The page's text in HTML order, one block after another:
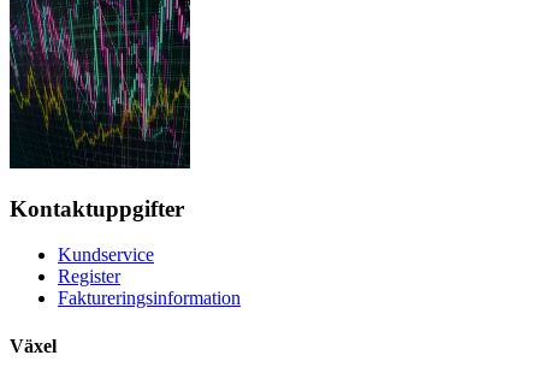
Kontaktuppgifter
Kundservice
Register
Faktureringsinformation
Växel